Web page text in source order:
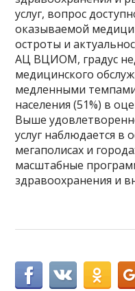
услуг, вопрос
оказываемой
остроты и
АЦ ВЦИОМ, градус
медицинского
медленными
населения (51%) в
Выше
услуг наблюдается в
мегаполисах и
масштабные
здравоохранения и